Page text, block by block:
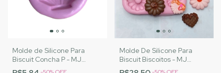
Molde de Silicone Para
Biscuit Concha P - MJ
Artesanatos |Cód. 3138
Molde De Silicone Para
Biscuit Biscoitos - MJ
Artesanatos |Cód. 3166